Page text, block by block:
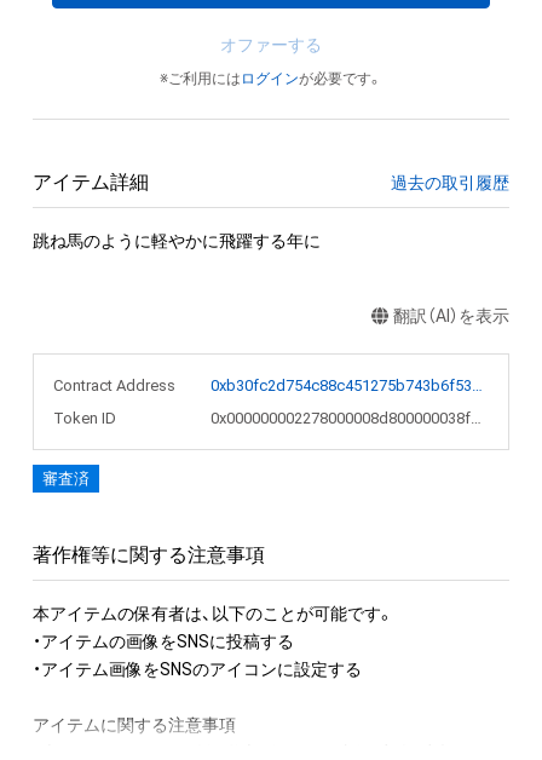
オファーする
※ご利用には ログインが必要です。
アイテム詳細 過去の取引履歴
跳ね馬のように軽やかに飛躍する年に
翻訳（AI）を表示
Contract Address
0xb30fc2d754c88c451275b743b6f530f19f643683
Token ID
0x000000002278000008d800000038f164
審査済
著作権等に関する注意事項
本アイテムの保有者は、以下のことが可能です。
・アイテムの画像をSNSに投稿する
・アイテム画像をSNSのアイコンに設定する
アイテムに関する注意事項